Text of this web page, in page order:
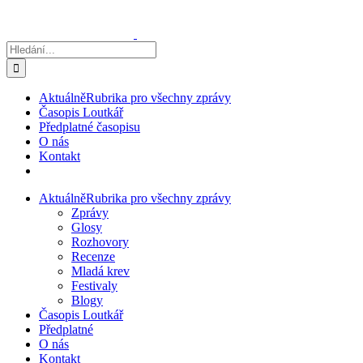
obsah
Hledat:
AktuálněRubrika pro všechny zprávy
Časopis Loutkář
Předplatné časopisu
O nás
Kontakt
AktuálněRubrika pro všechny zprávy
Zprávy
Glosy
Rozhovory
Recenze
Mladá krev
Festivaly
Blogy
Časopis Loutkář
Předplatné
O nás
Kontakt